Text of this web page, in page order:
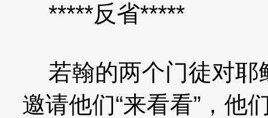
*****反省*****
若翰的两个门徒对耶
邀请他们“来看看”，他